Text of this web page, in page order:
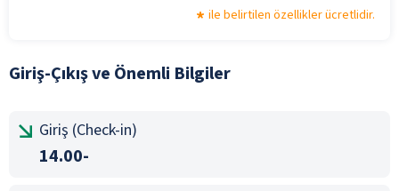
ile belirtilen özellikler ücretlidir.
Giriş-Çıkış ve Önemli Bilgiler
Giriş (Check-in)
14.00-